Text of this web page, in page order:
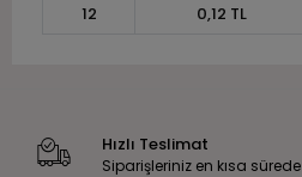
12
0,12 TL
Hızlı Teslimat
Siparişleriniz en kısa